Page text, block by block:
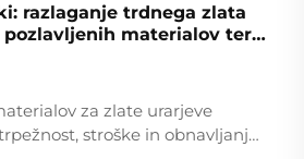
razlaganje trdnega zlata
materialov ter
za zlate urarjeve
stroške in obnavljanje